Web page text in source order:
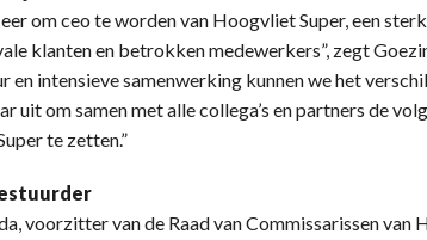
eer om ceo te worden van Hoogvliet Super, een
klanten en betrokken medewerkers”, zegt
en intensieve samenwerking kunnen we het
uit om samen met alle collega’s en partners de
te zetten.”
voorzitter van de Raad van Commissarissen